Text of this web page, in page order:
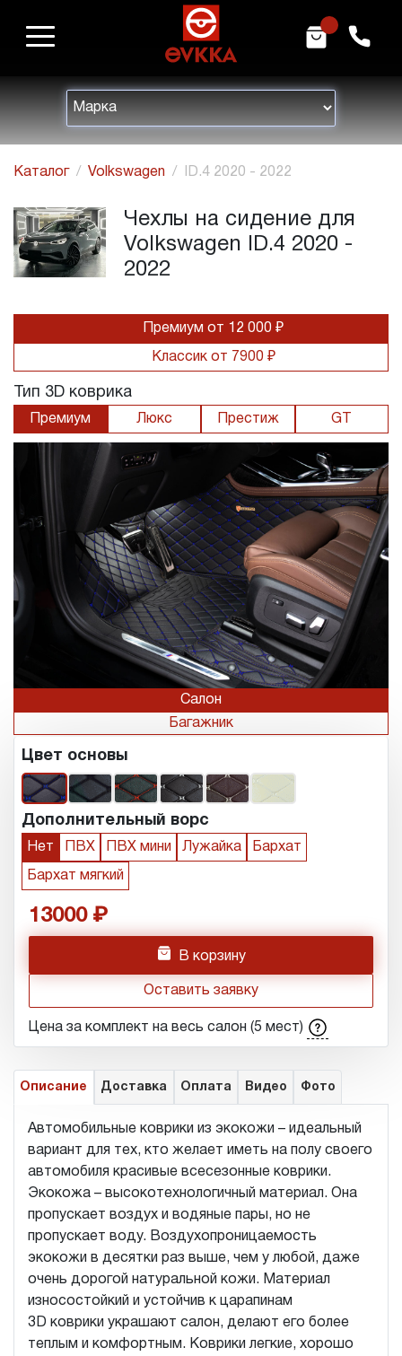
h m
Каталог Volkswagen ID.4 2020 - 2022
Чехлы на сидение для
Volkswagen ID.4 2020 -
2022
Премиум от 12 000 ₽
Классик от 7900 ₽
Тип 3D коврика
Премиум Люкс Престиж GT
Салон
Багажник
Цвет основы
Дополнительный ворс
Нет ПВХ ПВХ мини Лужайка Бархат
Бархат мягкий
13000
h В корзину
Оставить заявку
Цена за комплект на весь салон (5 мест)
Описание Доставка Оплата Видео Фото
Автомобильные коврики из экокожи – идеальный
вариант для тех, кто желает иметь на полу своего
автомобиля красивые всесезонные коврики.
Экокожа – высокотехнологичный материал. Она
пропускает воздух и водяные пары, но не
пропускает воду. Воздухопроницаемость
экокожи в десятки раз выше, чем у любой, даже
очень дорогой натуральной кожи. Материал
износостойкий и устойчив к царапинам
3D коврики украшают салон, делают его более
теплым и комфортным. Коврики легкие, хорошо